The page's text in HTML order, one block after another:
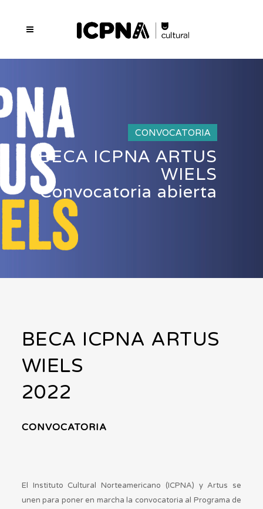
CONVOCATORIA
BECA ICPNA ARTUS
WIELS
Convocatoria abierta
BECA ICPNA ARTUS
WIELS
2022
CONVOCATORIA
El Instituto Cultural Norteamericano (ICPNA) y Artus se
unen para poner en marcha la convocatoria al Programa de